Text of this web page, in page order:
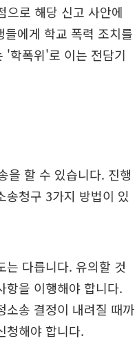
으로 해당 신고 사안에
에게 학교 폭력 조치를
'학폭위'로 이는 전담기
을 할 수 있습니다. 진행
청구 3가지 방법이 있
는 다릅니다. 유의할 것
항을 이행해야 합니다.
소송 결정이 내려질 때까
청해야 합니다.